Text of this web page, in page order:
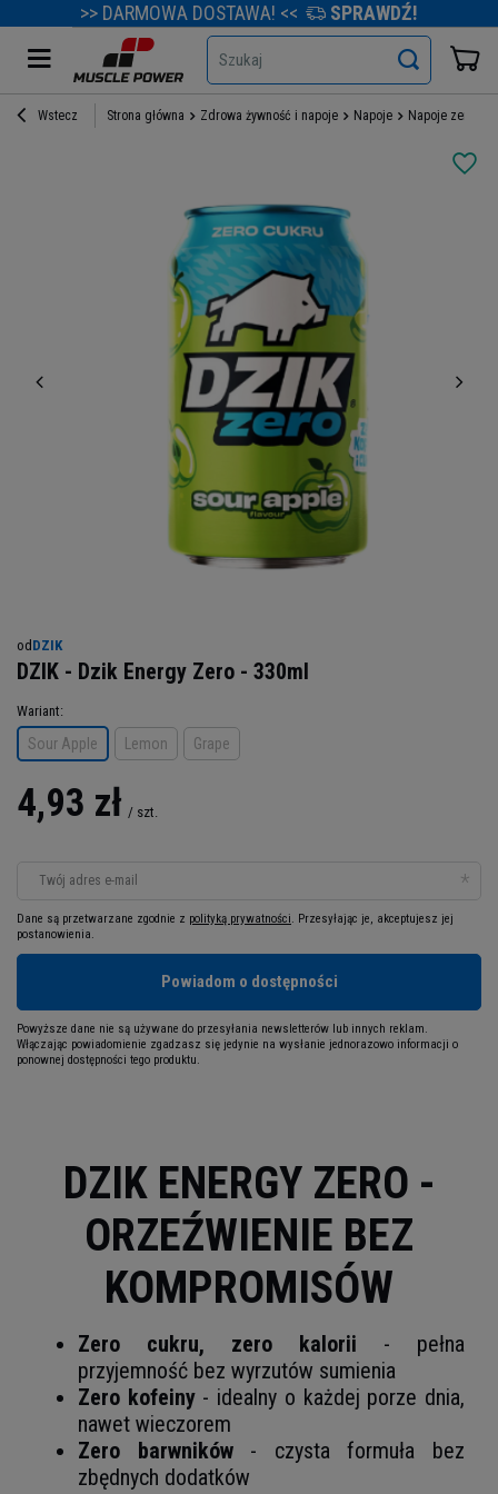
>> DARMOWA DOSTAWA! << SPRAWDŹ!
Szukaj
Wstecz Strona główna Zdrowa żywność i napoje Napoje Napoje zero
od DZIK
DZIK - Dzik Energy Zero - 330ml
Wariant
Sour Apple Lemon Grape
4,93 zł / szt.
Twój adres e-mail
Dane są przetwarzane zgodnie z polityką prywatności. Przesyłając je, akceptujesz jej
postanowienia.
Powiadom o dostępności
Powyższe dane nie są używane do przesyłania newsletterów lub innych reklam.
Włączając powiadomienie zgadzasz się jedynie na wysłanie jednorazowo informacji o
ponownej dostępności tego produktu.
DZIK ENERGY ZERO -
ORZEŹWIENIE BEZ
KOMPROMISÓW
Zero cukru, zero kalorii - pełna
przyjemność bez wyrzutów sumienia
Zero kofeiny- idealny o każdej porze dnia,
nawet wieczorem
Zero barwników- czysta formuła bez
zbędnych dodatków